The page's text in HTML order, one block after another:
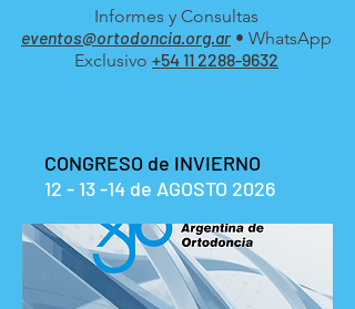
Informes y Consultas
eventos@ortodoncia.org.ar • WhatsApp
Exclusivo +54 11 2288-9632
CONGRESO de INVIERNO
12 - 13 -14 de AGOSTO 2026